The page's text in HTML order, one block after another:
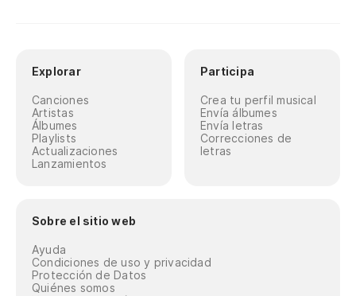
Explorar
Canciones
Artistas
Álbumes
Playlists
Actualizaciones
Lanzamientos
Participa
Crea tu perfil musical
Envía álbumes
Envía letras
Correcciones de
letras
Sobre el sitio web
Ayuda
Condiciones de uso y privacidad
Protección de Datos
Quiénes somos